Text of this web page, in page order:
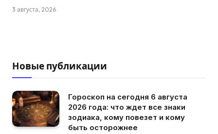
3 августа, 2026
Новые публикации
Гороскоп на сегодня 6 августа
2026 года: что ждет все знаки
зодиака, кому повезет и кому
быть осторожнее